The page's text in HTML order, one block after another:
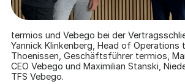
termios und Vebego bei der
Yannick Klinkenberg, Head of Operations
Thoenissen, Geschäftsführer termios,
CEO Vebego und Maximilian Stanski,
TFS Vebego.